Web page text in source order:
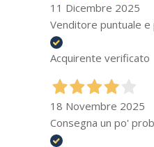
11 Dicembre 2025
Venditore puntuale e
Acquirente verificato
18 Novembre 2025
Consegna un po'